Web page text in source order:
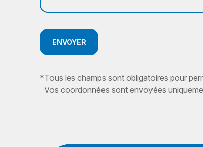
ENVOYER
*Tous les champs sont obligatoires pour
Vos coordonnées sont envoyées